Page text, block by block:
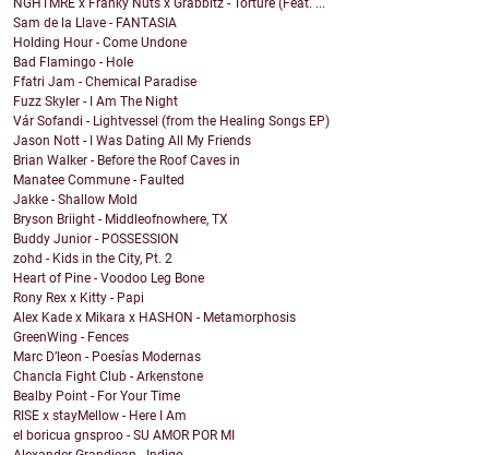
NGHTMRE x Franky Nuts x Grabbitz - Torture (Feat. ...
Sam de la Llave - FANTASIA
Holding Hour - Come Undone
Bad Flamingo - Hole
Ffatri Jam - Chemical Paradise
Fuzz Skyler - I Am The Night
Vár Sofandi - Lightvessel (from the Healing Songs EP)
Jason Nott - I Was Dating All My Friends
Brian Walker - Before the Roof Caves in
Manatee Commune - Faulted
Jakke - Shallow Mold
Bryson Briight - Middleofnowhere, TX
Buddy Junior - POSSESSION
zohd - Kids in the City, Pt. 2
Heart of Pine - Voodoo Leg Bone
Rony Rex x Kitty - Papi
Alex Kade x Mikara x HASHON - Metamorphosis
GreenWing - Fences
Marc D’leon - Poesías Modernas
Chancla Fight Club - Arkenstone
Bealby Point - For Your Time
RISE x stayMellow - Here I Am
el boricua gnsproo - SU AMOR POR MI